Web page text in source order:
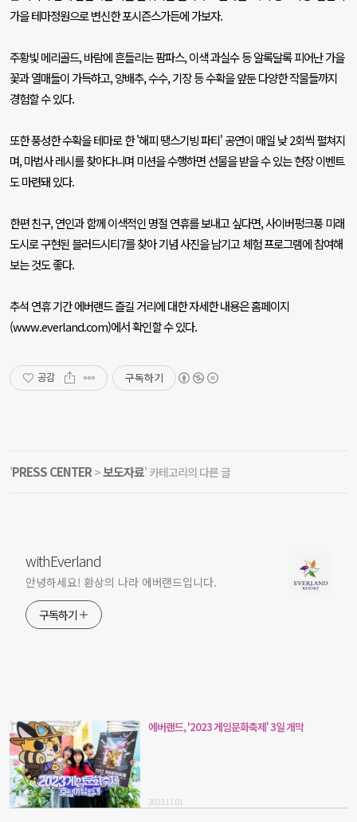
가을 테마정원으로 변신한 포시즌스가든에 가보자.
주황빛 메리골드,바람에 흔들리는 팜파스,이색 과실수 등 알록달록 피어난 가을
꽃과 열매들이 가득하고,양배추,수수,기장 등 수확을 앞둔 다양한 작물들까지
경험할 수 있다.
또한 풍성한 수확을 테마로 한'해피 땡스기빙 파티'공연이 매일 낮2회씩 펼쳐지
며,마법사 레시를 찾아다니며 미션을 수행하면 선물을 받을 수 있는 현장 이벤트
도 마련돼 있다.
한편 친구,연인과 함께 이색적인 명절 연휴를 보내고 싶다면,사이버펑크풍 미래
도시로 구현된 블러드시티7를 찾아 기념 사진을 남기고 체험 프로그램에 참여해
보는 것도 좋다.
추석 연휴 기간 에버랜드 즐길 거리에 대한 자세한 내용은 홈페이지
(www.everland.com)에서 확인할 수 있다.
공감 구독하기
'PRESS CENTER>보도자료' 카테고리의 다른 글
withEverland
안녕하세요! 환상의 나라 에버랜드입니다.
구독하기
에버랜드, '2023 게임문화축제' 3일 개막
2023.11.01